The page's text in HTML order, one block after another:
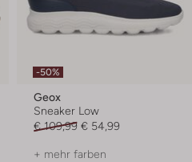
-50%
Geox
Sneaker Low
€ 109,99 € 54,99
+ mehr farben